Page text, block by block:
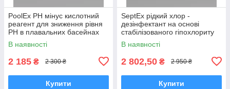
PoolEx РН мінус кислотний
реагент для зниження рівня
РН в плавальних басейнах
20 л (28 кг)
В наявності
2 185 ₴ 2 300 ₴
Купити
SeptEx рідкий хлор -
дезінфектант на основі
стабілізованого гіпохлориту
натрію для басейнів 20 л (23
кг)
В наявності
2 802,50 ₴ 2 950 ₴
Купити